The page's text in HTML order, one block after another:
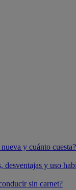
y cuánto cuesta?
desventajas y uso
sin carnet?